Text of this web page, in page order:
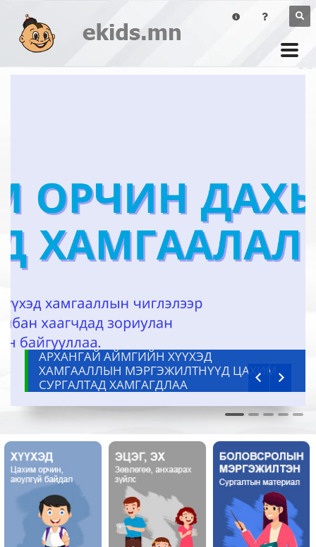
0 1 2 3
АРХАНГАЙ АЙМГИЙН ХҮҮХЭД
ХАМГААЛЛЫН МЭРГЭЖИЛТНҮҮД ЦАХИМ
СУРГАЛТАД ХАМГАГДЛАА